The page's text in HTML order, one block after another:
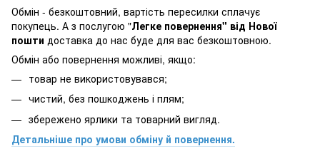
Обмін - безкоштовний, вартість пересилки сплачує
покупець. А з послугою "Легке повернення" від Нової
пошти доставка до нас буде для вас безкоштовною.
Обмін або повернення можливі, якщо:
товар не використовувався;
чистий, без пошкоджень і плям;
збережено ярлики та товарний вигляд.
Детальніше про умови обміну й повернення.